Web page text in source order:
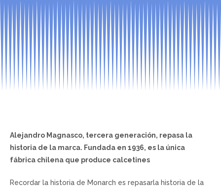
Alejandro Magnasco, tercera generación, repasa la
historia de la marca. Fundada en 1936, es la única
fábrica chilena que produce calcetines
Recordar la historia de Monarch es repasarla historia de la